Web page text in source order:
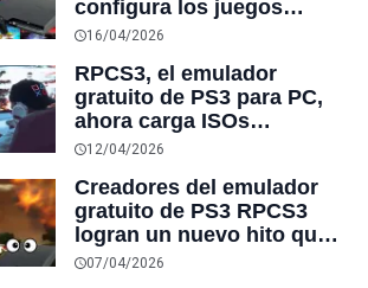
configura los juegos
automáticamente usando
funcionen sin errores
gráficos ni ajustes
manuales
16/04/2026
RPCS3, el emulador
gratuito de PS3 para PC,
ahora carga ISOs
encriptadas de
necesidad de
desencriptarlas antes
12/04/2026
Creadores del emulador
gratuito de PS3 RPCS3
logran un nuevo hito que
el desarrollador de
07/04/2026